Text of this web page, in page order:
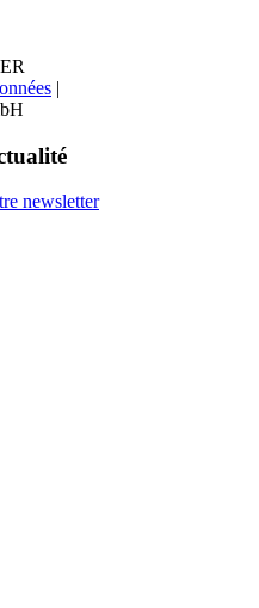
|
newsletter